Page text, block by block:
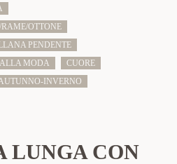
OTTONE
PENDENTE
ALLA MODA
CUORE
INVERNO
LUNGA CON